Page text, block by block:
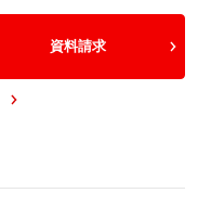
資料請求